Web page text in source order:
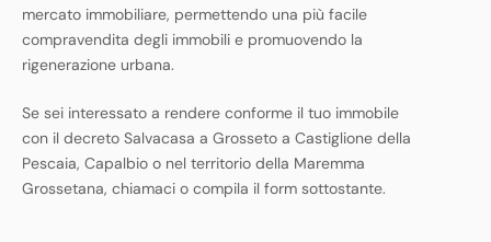
mercato immobiliare, permettendo una più facile
compravendita degli immobili e promuovendo la
rigenerazione urbana.
Se sei interessato a rendere conforme il tuo immobile
con il decreto Salvacasa a Grosseto a Castiglione della
Pescaia, Capalbio o nel territorio della Maremma
Grossetana, chiamaci o compila il form sottostante.